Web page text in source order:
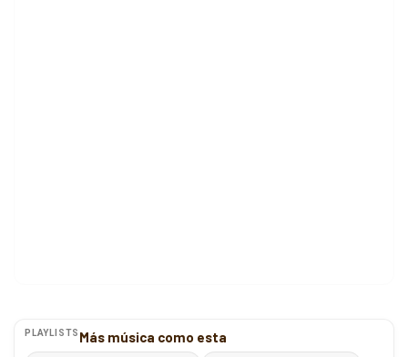
PLAYLISTS Más música como esta